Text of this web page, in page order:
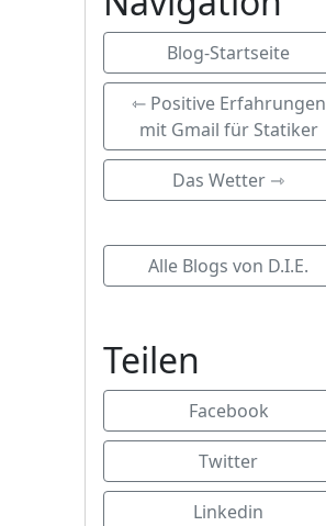
Blog-Startseite
⇽ Positive Erfahrungen
mit Gmail für Statiker
Das Wetter ⇾
Alle Blogs von D.I.E.
Teilen
Facebook
Twitter
Linkedin